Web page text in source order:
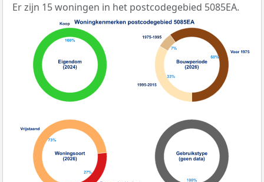
Er zijn 15 woningen in het postcodegebied 5085EA.